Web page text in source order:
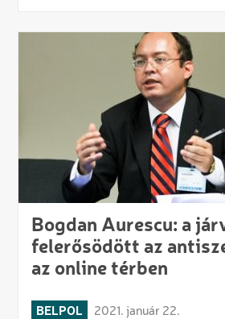
Bogdan Aurescu: a
felerősödött az
az online térben
BELPOL 2021. január 22.